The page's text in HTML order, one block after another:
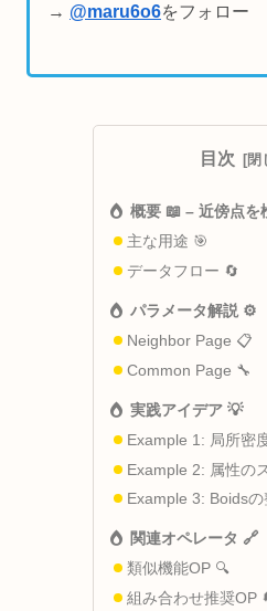
→ @maru6o6をフォロー
目次
概要 📖 – 近傍点を
主な用途 🎯
データフロー 🔄
パラメータ解説 ⚙️
Neighbor Page 📋
Common Page 🔧
実践アイデア 💡
Example 1: 局所密
Example 2: 属性の
Example 3: Boids
関連オペレータ 🔗
類似機能OP 🔍
組み合わせ推奨OP